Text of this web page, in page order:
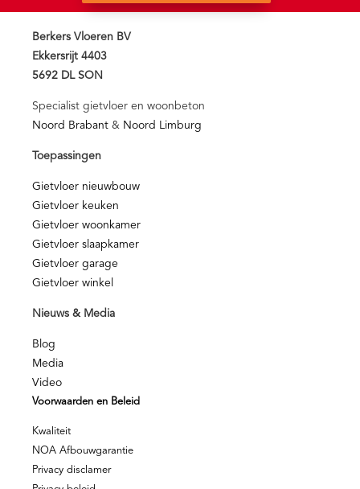
Berkers Vloeren BV
Ekkersrijt 4403
5692 DL SON
Specialist gietvloer en woonbeton
Noord Brabant & Noord Limburg
Toepassingen
Gietvloer nieuwbouw
Gietvloer keuken
Gietvloer woonkamer
Gietvloer slaapkamer
Gietvloer garage
Gietvloer winkel
Nieuws & Media
Blog
Media
Video
Voorwaarden en Beleid
Kwaliteit
NOA Afbouwgarantie
Privacy disclamer